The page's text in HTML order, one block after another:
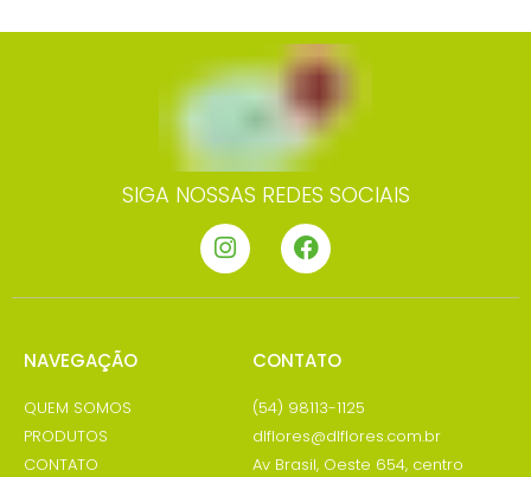
SIGA NOSSAS REDES SOCIAIS
NAVEGAÇÃO
QUEM SOMOS
PRODUTOS
CONTATO
CONTATO
(54) 98113-1125
dlflores@dlflores.com.br
Av Brasil, Oeste 654, centro